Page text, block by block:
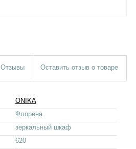
Отзывы Оставить отзыв о товаре
ONIKA
Флорена
зеркальный шкаф
620